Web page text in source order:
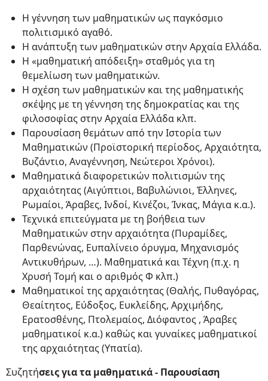
Η γέννηση των μαθηματικών ως παγκόσμιο
πολιτισμικό αγαθό.
Η ανάπτυξη των μαθηματικών στην Αρχαία Ελλάδα.
Η «μαθηματική απόδειξη» σταθμός για τη
θεμελίωση των μαθηματικών.
Η σχέση των μαθηματικών και της μαθηματικής
σκέψης με τη γέννηση της δημοκρατίας και της
φιλοσοφίας στην Αρχαία Ελλάδα κλπ.
Παρουσίαση θεμάτων από την Ιστορία των
Μαθηματικών (Προϊστορική περίοδος, Αρχαιότητα,
Βυζάντιο, Αναγέννηση, Νεώτεροι Χρόνοι).
Μαθηματικά διαφορετικών πολιτισμών της
αρχαιότητας (Αιγύπτιοι, Βαβυλώνιοι, Έλληνες,
Ρωμαίοι, Άραβες, Ινδοί, Κινέζοι, Ίνκας, Μάγια κ.α.).
Τεχνικά επιτεύγματα με τη βοήθεια των
Μαθηματικών στην αρχαιότητα (Πυραμίδες,
Παρθενώνας, Ευπαλίνειο όρυγμα, Μηχανισμός
Αντικυθήρων, …). Μαθηματικά και Τέχνη (π.χ. η
Χρυσή Τομή και ο αριθμός Φ κλπ.)
Μαθηματικοί της αρχαιότητας (Θαλής, Πυθαγόρας,
Θεαίτητος, Εύδοξος, Ευκλείδης, Αρχιμήδης,
Ερατοσθένης, Πτολεμαίος, Διόφαντος , Άραβες
μαθηματικοί κ.α.) καθώς και γυναίκες μαθηματικοί
της αρχαιότητας (Υπατία).
Συζητήσεις για τα μαθηματικά - Παρουσίαση